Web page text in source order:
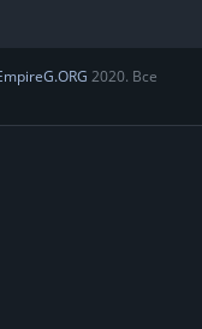
2020. Все